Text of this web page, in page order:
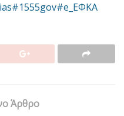
#1555gov#e_ΕΦΚΑ
Άρθρο